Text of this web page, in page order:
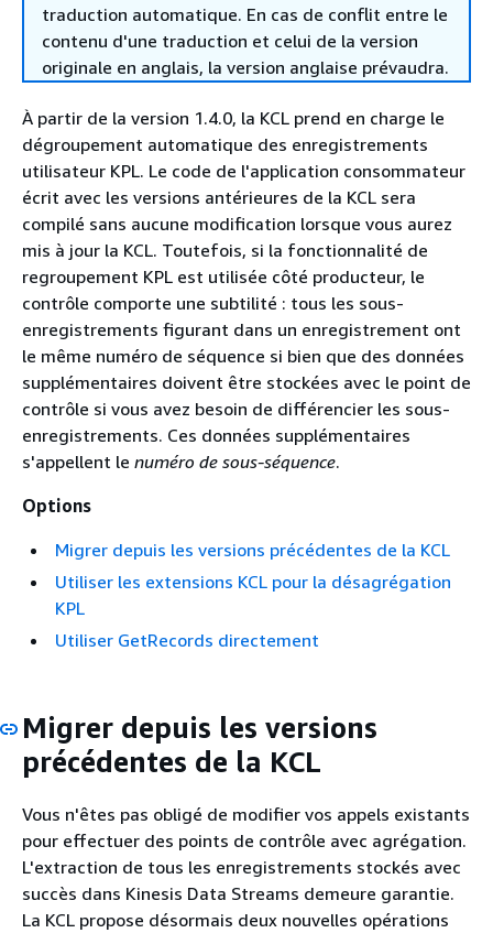
traduction automatique. En cas de conflit entre le
contenu d'une traduction et celui de la version
originale en anglais, la version anglaise prévaudra.
À partir de la version 1.4.0, la KCL prend en charge le
dégroupement automatique des enregistrements
utilisateur KPL. Le code de l'application consommateur
écrit avec les versions antérieures de la KCL sera
compilé sans aucune modification lorsque vous aurez
mis à jour la KCL. Toutefois, si la fonctionnalité de
regroupement KPL est utilisée côté producteur, le
contrôle comporte une subtilité : tous les sous-
enregistrements figurant dans un enregistrement ont
le même numéro de séquence si bien que des données
supplémentaires doivent être stockées avec le point de
contrôle si vous avez besoin de différencier les sous-
enregistrements. Ces données supplémentaires
s'appellent le numéro de sous-séquence.
Options
Migrer depuis les versions précédentes de la KCL
Utiliser les extensions KCL pour la désagrégation
KPL
Utiliser GetRecords directement
Migrer depuis les versions
précédentes de la KCL
Vous n'êtes pas obligé de modifier vos appels existants
pour effectuer des points de contrôle avec agrégation.
L'extraction de tous les enregistrements stockés avec
succès dans Kinesis Data Streams demeure garantie.
La KCL propose désormais deux nouvelles opérations